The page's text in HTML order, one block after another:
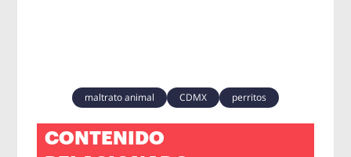
maltrato animal CDMX perritos
CONTENIDO